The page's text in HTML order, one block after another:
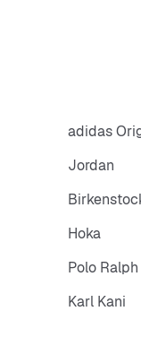
adidas
Jordan
Hoka
Polo
Karl Kani